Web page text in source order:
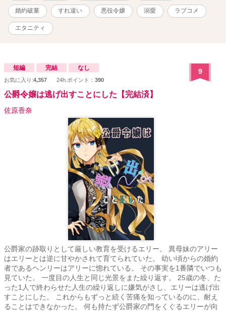
婚約破棄 すれ違い 悪役令嬢 溺愛 ラブコメ
エタニティ
短編 完結 なし
お気に入り:4,357 24h.ポイント： 390
9
公爵令嬢は逃げ出すことにした【完結済】
佐原香奈
公爵家の跡取りとして厳しい教育を受けるエリー。 異母妹のアリー
はエリーとは逆に甘やかされて育てられていた。 幼い頃からの婚約
者であるヘンリーはアリーに惚れている。 その事実を1番隣でいつも
見ていた。 一度目の人生と同じ光景をまた繰り返す。 25歳の冬、た
った1人で終わらせた人生の繰り返しに嫌気がさし、エリーは逃げ出
すことにした。 これからもずっと続く苦痛を知っているのに、耐え
ることはできなかった。 何も持たず公爵家の門をくぐるエリーが向